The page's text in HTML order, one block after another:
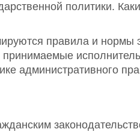
политики.
правила и нормы
принимаемые
административного